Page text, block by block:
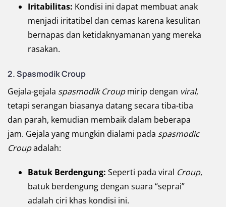
Iritabilitas: Kondisi ini dapat membuat anak
menjadi iritatibel dan cemas karena kesulitan
bernapas dan ketidaknyamanan yang mereka
rasakan.
2. Spasmodik Croup
Gejala-gejala spasmodik Croupmirip dengan viral,
tetapi serangan biasanya datang secara tiba-tiba
dan parah, kemudian membaik dalam beberapa
jam. Gejala yang mungkin dialami pada spasmodic
Croupadalah:
Batuk Berdengung: Seperti pada viral Croup,
batuk berdengung dengan suara “seprai”
adalah ciri khas kondisi ini.